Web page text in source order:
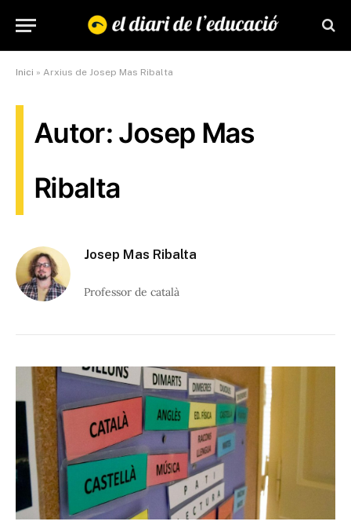
Inici » Arxius de Josep Mas Ribalta
Autor: Josep Mas
Ribalta
Josep Mas Ribalta
Professor de català